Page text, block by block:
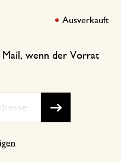
wenn der Vorrat
Ausverkauft